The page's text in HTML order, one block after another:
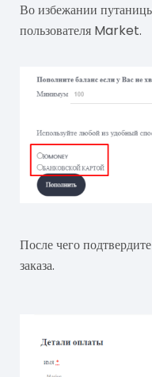
Во избежании
пользователя Market.
После чего
заказа.